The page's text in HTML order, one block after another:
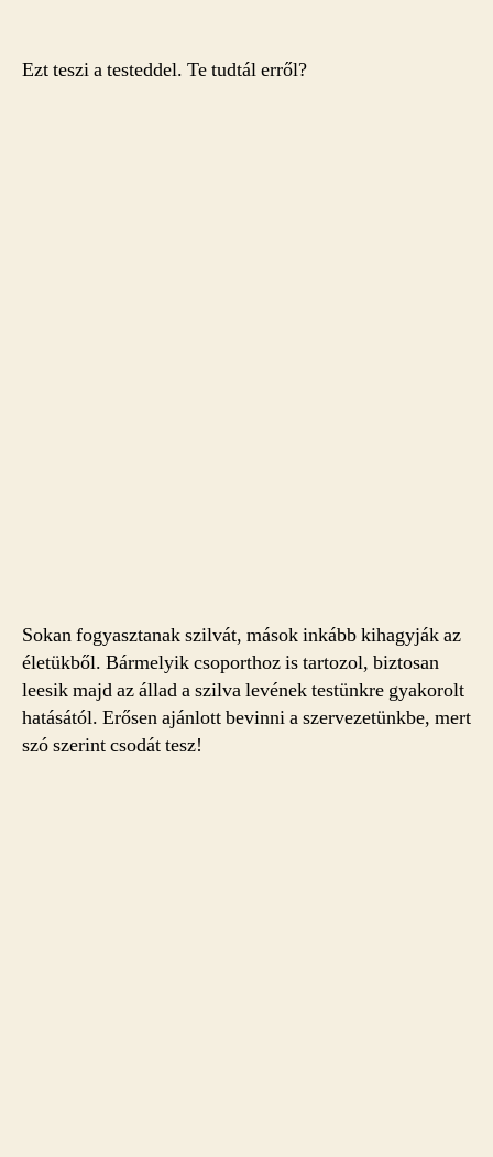
Ezt teszi a testeddel. Te tudtál erről?
Sokan fogyasztanak szilvát, mások inkább kihagyják az
életükből. Bármelyik csoporthoz is tartozol, biztosan
leesik majd az állad a szilva levének testünkre gyakorolt
hatásától. Erősen ajánlott bevinni a szervezetünkbe, mert
szó szerint csodát tesz!